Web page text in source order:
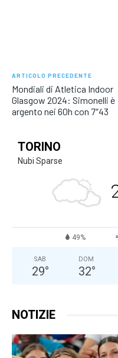
ARTICOLO PRECEDENTE
Mondiali di Atletica Indoor
Glasgow 2024: Simonelli è
argento nei 60h con 7″43
TORINO
Nubi Sparse
49%
SAB
29°
DOM
32°
NOTIZIE